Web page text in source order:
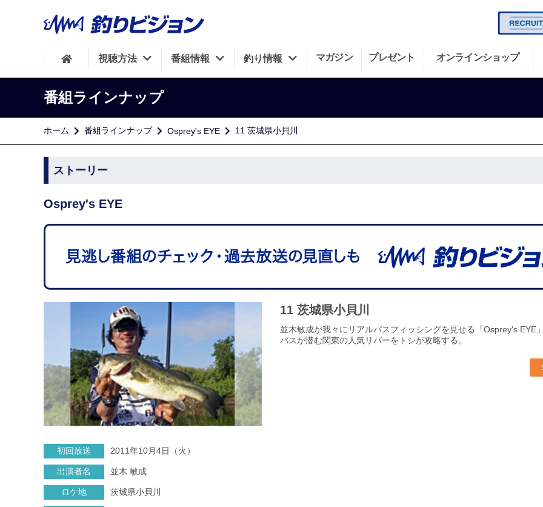
視聴方法 番組情報 釣り情報 マガジン プレゼント オンラインショップ
番組ラインナップ
ホーム 番組ラインナップ Osprey's EYE 11 茨城県小貝川
ストーリー
Osprey's EYE
11 茨城県小貝川
並木敏成が我々にリアルバスフィッシングを見せる「Osprey's
バスが潜む関東の人気リバーをトシが攻略する。
初回放送 2011年10月4日（火）
出演者名 並木 敏成
ロケ地 茨城県小貝川